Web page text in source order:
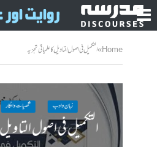
Home
»التکمیل فی اصول التاویل کا علمیاتی تجزیہ
زبان وادب شخصیات وافکار
التکمیل فی اصول التاویل